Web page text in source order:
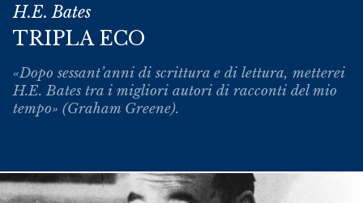
H.E. Bates
TRIPLA ECO
«Dopo sessant’anni di scrittura e di lettura, metterei
H.E. Bates tra i migliori autori di racconti del mio
tempo» (Graham Greene).